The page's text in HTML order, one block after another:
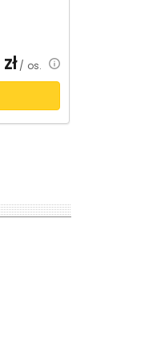
zł/ os.